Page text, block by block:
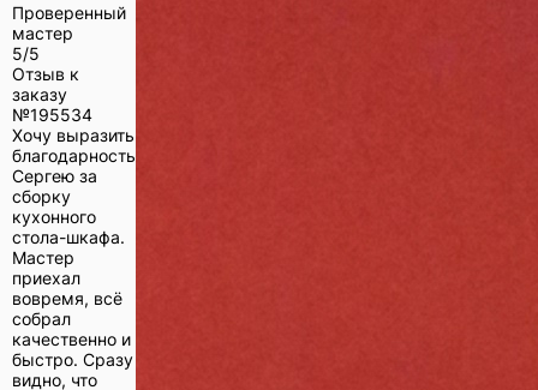
Проверенный
мастер
5/5
Отзыв к
заказу
№195534
Хочу выразить
благодарность
Сергею за
сборку
кухонного
стола-шкафа.
Мастер
приехал
вовремя, всё
собрал
качественно и
быстро. Сразу
видно, что